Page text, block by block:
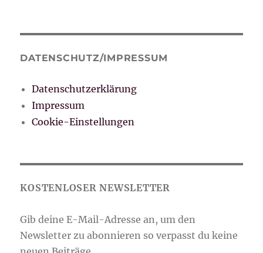
DATENSCHUTZ/IMPRESSUM
Datenschutzerklärung
Impressum
Cookie-Einstellungen